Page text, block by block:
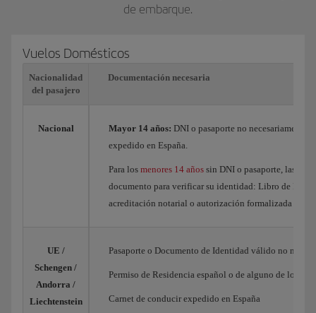
de embarque.
Vuelos Domésticos
Nacionalidad
del pasajero
Documentación necesaria
Nacional Mayor 14 años: DNI o pasaporte no necesariamente
expedido en España.
Para losmenores 14 años sin DNI o pasaporte, las
documento para verificar su identidad: Libro de
acreditación notarial o autorización formalizada en
UE /
Schengen /
Andorra /
Liechtenstein
Pasaporte o Documento de Identidad válido no
Permiso de Residencia español o de alguno de los
Carnet de conducir expedido en España